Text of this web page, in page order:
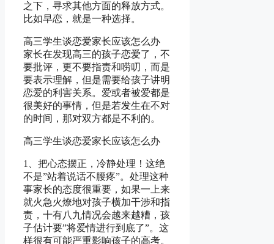
之下，寻求其他方面的释放方式。
比如早恋，就是一种选择。
高三学生谈恋爱家长应该怎么办
家长在发现高三的孩子恋爱了，不
要批评，更不要指责和唠叨，而是
要表示理解，但是需要给孩子讲明
恋爱的利害关系。爱或者被爱都是
很美好的事情，但是若发生在不对
的时间，那对双方都是不利的。
高三学生谈恋爱家长应该怎么办
1、把心态摆正，冷静处理！这绝
不是”站着说话不腰疼”。处理这种
事家长的态度很重要，如果一上来
就火急火燎地对孩子横加干涉和指
责，十有八九情况会越来越糟，孩
子估计要”将爱情进行到底了”。这
样很有可能严重影响孩子的高考。